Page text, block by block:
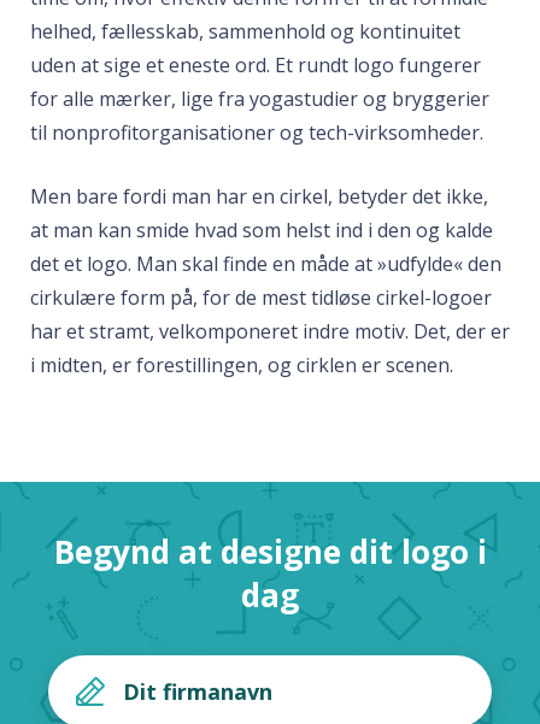
helhed, fællesskab, sammenhold og kontinuitet
uden at sige et eneste ord. Et rundt logo fungerer
for alle mærker, lige fra yogastudier og bryggerier
til nonprofitorganisationer og tech-virksomheder.
Men bare fordi man har en cirkel, betyder det ikke,
at man kan smide hvad som helst ind i den og kalde
det et logo. Man skal finde en måde at »udfylde« den
cirkulære form på, for de mest tidløse cirkel-logoer
har et stramt, velkomponeret indre motiv. Det, der er
i midten, er forestillingen, og cirklen er scenen.
Begynd at designe dit logo i
dag